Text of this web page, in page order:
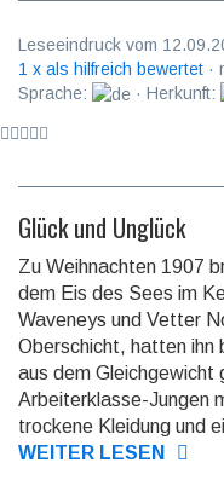
Leseeindruck vom
1 x als hilfreich bewertet ·
Sprache:
· Herkunft:
Glück und Unglück
Zu Weihnachten 1907
dem Eis des Sees im
Waveneys und Vetter
Oberschicht, hatten ihn
aus dem Gleichgewicht
Arbeiterklasse-Jungen
trockene Kleidung und
WEITER LESEN